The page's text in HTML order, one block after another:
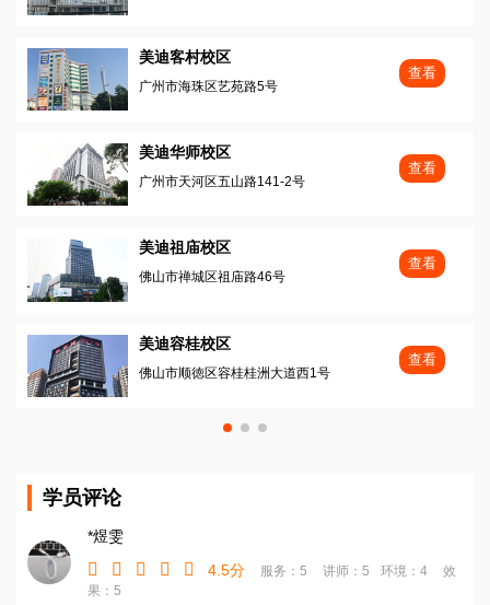
美迪客村校区
广州市海珠区艺苑路5号
查看
美迪华师校区
广州市天河区五山路141-2号
查看
美迪祖庙校区
佛山市禅城区祖庙路46号
查看
美迪容桂校区
佛山市顺徳区容桂桂洲大道西1号
查看
学员评论
*煜雯
4.5分
服务：5 讲师：5 环境：4
效
果：5